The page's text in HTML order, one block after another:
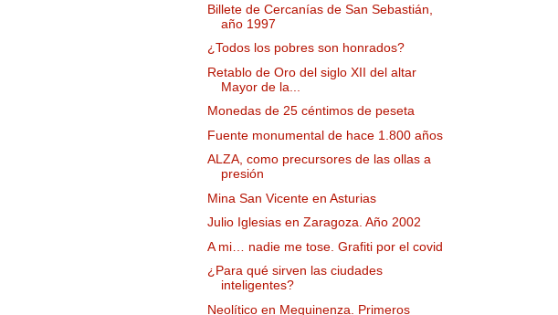
Billete de Cercanías de San Sebastián,
año 1997
¿Todos los pobres son honrados?
Retablo de Oro del siglo XII del altar
Mayor de la...
Monedas de 25 céntimos de peseta
Fuente monumental de hace 1.800 años
ALZA, como precursores de las ollas a
presión
Mina San Vicente en Asturias
Julio Iglesias en Zaragoza. Año 2002
A mi… nadie me tose. Grafiti por el covid
¿Para qué sirven las ciudades
inteligentes?
Neolítico en Mequinenza. Primeros